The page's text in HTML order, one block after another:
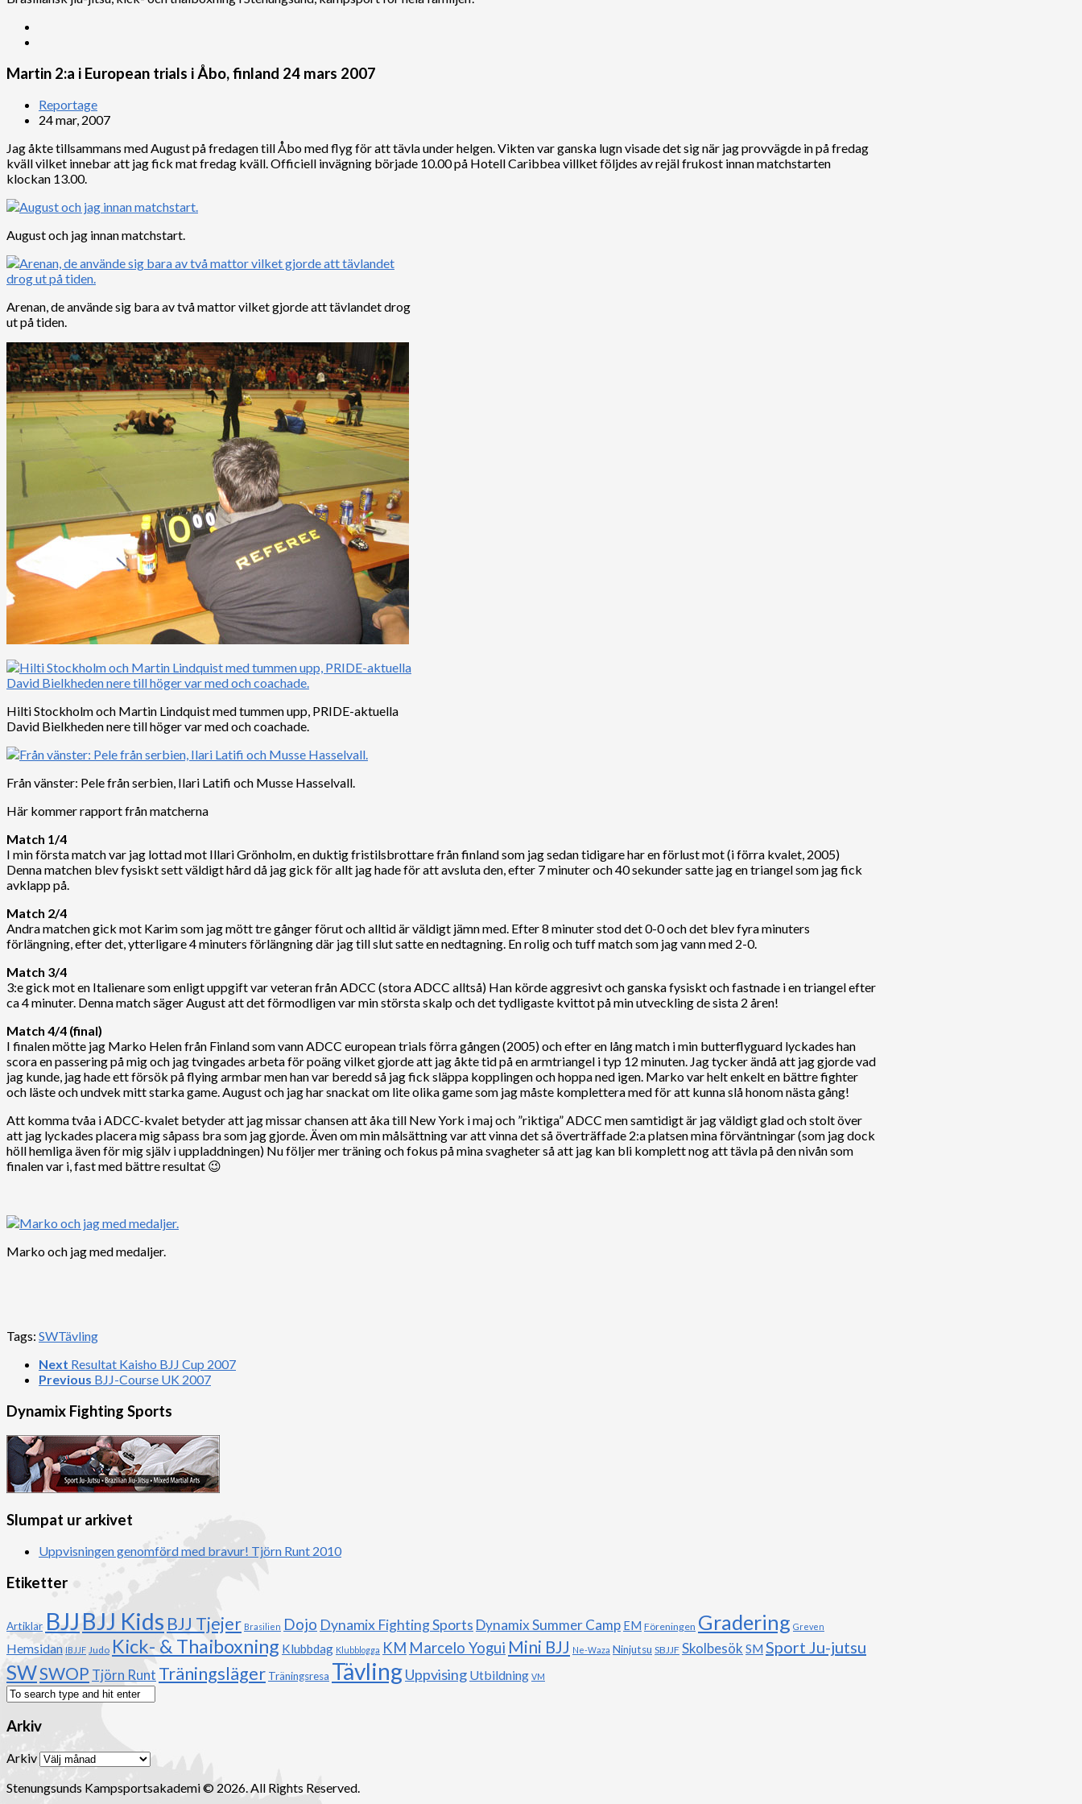
Martin 2:a i European trials i Åbo, finland 24 mars 2007
Reportage
24 mar, 2007
Jag åkte tillsammans med August på fredagen till Åbo med flyg för att tävla under helgen. Vikten var ganska lugn visade det sig när jag provvägde in på fredag
kväll vilket innebar att jag fick mat fredag kväll. Officiell invägning började 10.00 på Hotell Caribbea villket följdes av rejäl frukost innan matchstarten
klockan 13.00.
August och jag innan matchstart.
Arenan, de använde sig bara av två mattor vilket gjorde att tävlandet drog
ut på tiden.
Hilti Stockholm och Martin Lindquist med tummen upp, PRIDE-aktuella
David Bielkheden nere till höger var med och coachade.
Från vänster: Pele från serbien, Ilari Latifi och Musse Hasselvall.
Här kommer rapport från matcherna
Match 1/4
I min första match var jag lottad mot Illari Grönholm, en duktig fristilsbrottare från finland som jag sedan tidigare har en förlust mot (i förra kvalet, 2005)
Denna matchen blev fysiskt sett väldigt hård då jag gick för allt jag hade för att avsluta den, efter 7 minuter och 40 sekunder satte jag en triangel som jag fick
avklapp på.
Match 2/4
Andra matchen gick mot Karim som jag mött tre gånger förut och alltid är väldigt jämn med. Efter 8 minuter stod det 0-0 och det blev fyra minuters
förlängning, efter det, ytterligare 4 minuters förlängning där jag till slut satte en nedtagning. En rolig och tuff match som jag vann med 2-0.
Match 3/4
3:e gick mot en Italienare som enligt uppgift var veteran från ADCC (stora ADCC alltså) Han körde aggresivt och ganska fysiskt och fastnade i en triangel efter
ca 4 minuter. Denna match säger August att det förmodligen var min största skalp och det tydligaste kvittot på min utveckling de sista 2 åren!
Match 4/4 (final)
I finalen mötte jag Marko Helen från Finland som vann ADCC european trials förra gången (2005) och efter en lång match i min butterflyguard lyckades han
scora en passering på mig och jag tvingades arbeta för poäng vilket gjorde att jag åkte tid på en armtriangel i typ 12 minuten. Jag tycker ändå att jag gjorde vad
jag kunde, jag hade ett försök på flying armbar men han var beredd så jag fick släppa kopplingen och hoppa ned igen. Marko var helt enkelt en bättre fighter
och läste och undvek mitt starka game. August och jag har snackat om lite olika game som jag måste komplettera med för att kunna slå honom nästa gång!
Att komma tvåa i ADCC-kvalet betyder att jag missar chansen att åka till New York i maj och ”riktiga” ADCC men samtidigt är jag väldigt glad och stolt över
att jag lyckades placera mig såpass bra som jag gjorde. Även om min målsättning var att vinna det så överträffade 2:a platsen mina förväntningar (som jag dock
höll hemliga även för mig själv i uppladdningen) Nu följer mer träning och fokus på mina svagheter så att jag kan bli komplett nog att tävla på den nivån som
finalen var i, fast med bättre resultat 😉
Marko och jag med medaljer.
Tags: SWTävling
Next Resultat Kaisho BJJ Cup 2007
Previous BJJ-Course UK 2007
Dynamix Fighting Sports
Slumpat ur arkivet
Uppvisningen genomförd med bravur! Tjörn Runt 2010
Etiketter
Artiklar BJJ BJJ Kids BJJ Tjejer Brasilien Dojo Dynamix Fighting Sports Dynamix Summer Camp EM Föreningen Gradering Greven
Hemsidan IBJJF Judo Kick- & Thaiboxning Klubbdag Klubblogga KM Marcelo Yogui Mini BJJ Ne-Waza Ninjutsu SBJJF Skolbesök SM Sport Ju-jutsu
SWSWOP Tjörn Runt Träningsläger Träningsresa TävlingUppvising Utbildning VM
Arkiv
Arkiv
Stenungsunds Kampsportsakademi © 2026. All Rights Reserved.